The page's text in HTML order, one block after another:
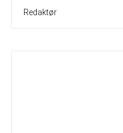
Redaktør